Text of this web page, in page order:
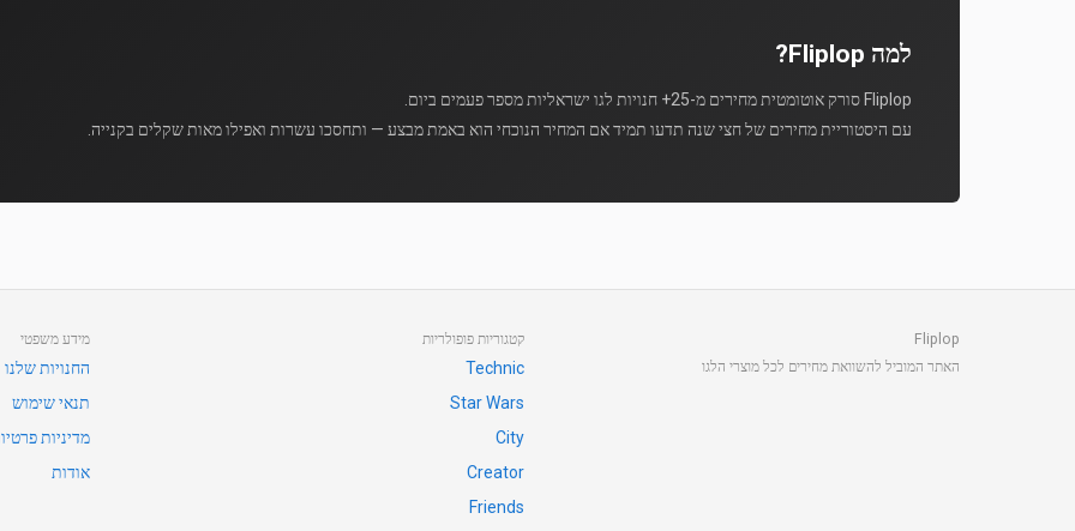
למה Fliplop?
Fliplop סורק אוטומטית מחירים מ-25+ חנויות לגו ישראליות מספר פעמים ביום.
עם היסטוריית מחירים של חצי שנה תדעו תמיד אם המחיר הנוכחי הוא באמת מבצע — ותחסכו עשרות ואפילו מאות שקלים בקנייה.
Fliplop
האתר המוביל להשוואת מחירים לכל מוצרי הלגו
קטגוריות פופולריות
Technic
Star Wars
City
Creator
Friends
מידע משפטי
החנויות שלנו
תנאי שימוש
מדיניות
אודות